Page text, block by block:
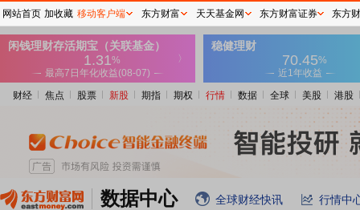
财经 焦点 股票 新股 期指 期权 行情 数据 全球 美股 港股
数据中心 全球财经快讯 行情中
网站首页 加收藏 移动客户端 东方财富 天天基金网 东方财富证券 东方